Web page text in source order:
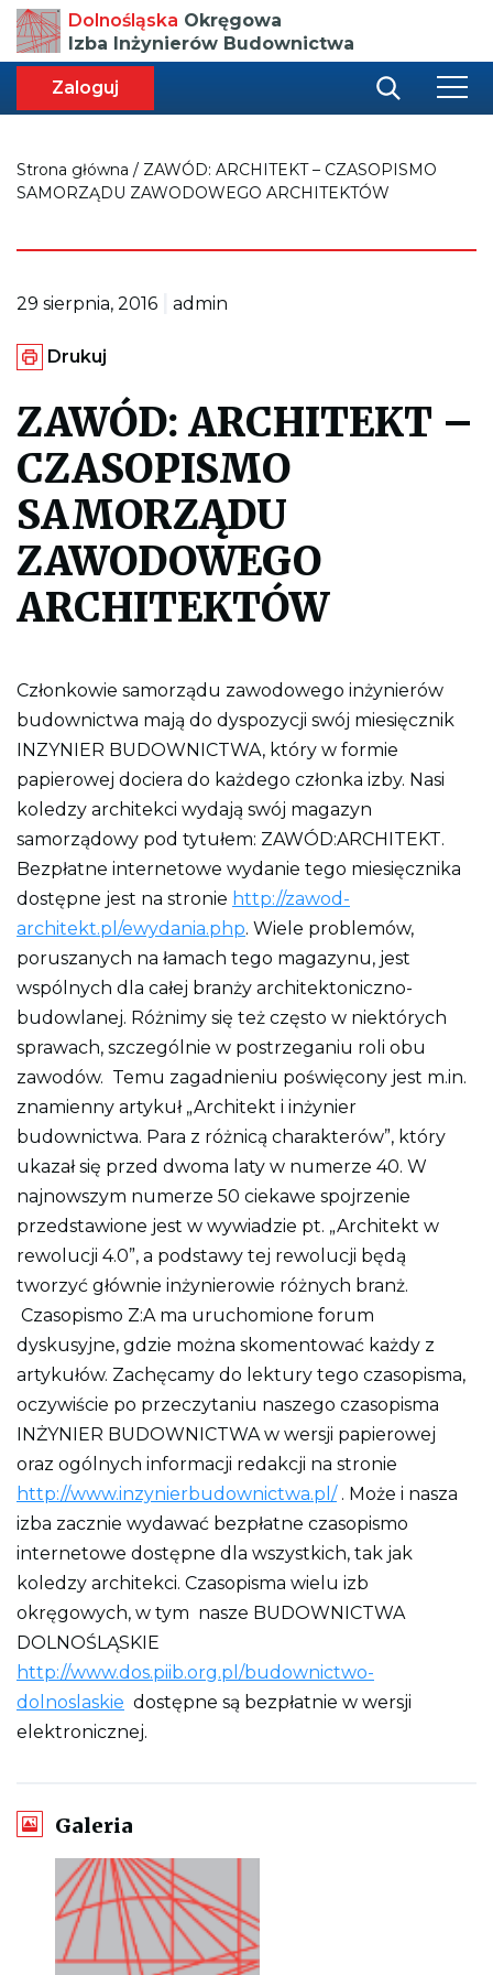
Przenosi
do
strony
głównej
Dolnośląska Okręgowa
Izba Inżynierów Budownictwa
Zaloguj
Strona główna / ZAWÓD: ARCHITEKT – CZASOPISMO
SAMORZĄDU ZAWODOWEGO ARCHITEKTÓW
29 sierpnia, 2016 admin
G
e
e
r
u
j
e
l
i
k
p
d
f
d
d
r
u
k
o
w
a
n
a
c
a
ł
e
j
s
t
r
n
y
Drukuj
ZAWÓD: ARCHITEKT –
CZASOPISMO
SAMORZĄDU
ZAWODOWEGO
ARCHITEKTÓW
Członkowie samorządu zawodowego inżynierów
budownictwa mają do dyspozycji swój miesięcznik
INZYNIER BUDOWNICTWA, który w formie
papierowej dociera do każdego członka izby. Nasi
koledzy architekci wydają swój magazyn
samorządowy pod tytułem: ZAWÓD:ARCHITEKT.
Bezpłatne internetowe wydanie tego miesięcznika
dostępne jest na stronie http://zawod-
architekt.pl/ewydania.php. Wiele problemów,
poruszanych na łamach tego magazynu, jest
wspólnych dla całej branży architektoniczno-
budowlanej. Różnimy się też często w niektórych
sprawach, szczególnie w postrzeganiu roli obu
zawodów. Temu zagadnieniu poświęcony jest m.in.
znamienny artykuł „Architekt i inżynier
budownictwa. Para z różnicą charakterów”, który
ukazał się przed dwoma laty w numerze 40. W
najnowszym numerze 50 ciekawe spojrzenie
przedstawione jest w wywiadzie pt. „Architekt w
rewolucji 4.0”, a podstawy tej rewolucji będą
tworzyć głównie inżynierowie różnych branż.
Czasopismo Z:A ma uruchomione forum
dyskusyjne, gdzie można skomentować każdy z
artykułów. Zachęcamy do lektury tego czasopisma,
oczywiście po przeczytaniu naszego czasopisma
INŻYNIER BUDOWNICTWA w wersji papierowej
oraz ogólnych informacji redakcji na stronie
http://www.inzynierbudownictwa.pl/. Może i nasza
izba zacznie wydawać bezpłatne czasopismo
internetowe dostępne dla wszystkich, tak jak
koledzy architekci. Czasopisma wielu izb
okręgowych, w tym nasze BUDOWNICTWA
DOLNOŚLĄSKIE
http://www.dos.piib.org.pl/budownictwo-
dolnoslaskie dostępne są bezpłatnie w wersji
elektronicznej.
Galeria